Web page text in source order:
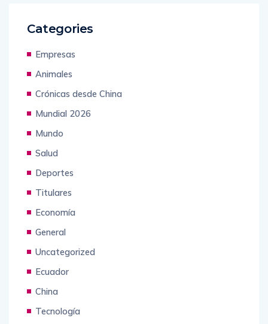
Categories
Empresas
Animales
Crónicas desde China
Mundial 2026
Mundo
Salud
Deportes
Titulares
Economía
General
Uncategorized
Ecuador
China
Tecnología